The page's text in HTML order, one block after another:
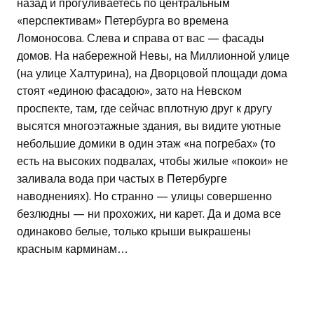
назад и прогуливаетесь по центральным
«перспективам» Петербурга во времена
Ломоносова. Слева и справа от вас — фасады
домов. На набережной Невы, на Миллионной улице
(на улице Халтурина), на Дворцовой площади дома
стоят «единою фасадою», зато на Невском
проспекте, там, где сейчас вплотную друг к другу
высятся многоэтажные здания, вы видите уютные
небольшие домики в один этаж «на погребах» (то
есть на высоких подвалах, чтобы жилые «покои» не
заливала вода при частых в Петербурге
наводнениях). Но странно — улицы совершенно
безлюдны — ни прохожих, ни карет. Да и дома все
одинаково белые, только крыши выкрашены
красным карминам…